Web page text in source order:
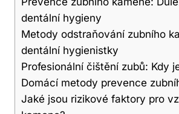
dentální hygieny
Metody odstraňování zubního
dentální hygienistky
Profesionální čištění zubů: Kdy
Domácí metody prevence
Jaké jsou rizikové faktory pro